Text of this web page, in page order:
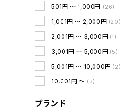
501円 ～ 1,000円 (26)
1,001円 ～ 2,000円 (20)
2,001円 ～ 3,000円 (1)
3,001円 ～ 5,000円 (5)
5,001円 ～ 10,000円 (2)
10,001円 ～ (3)
ブランド